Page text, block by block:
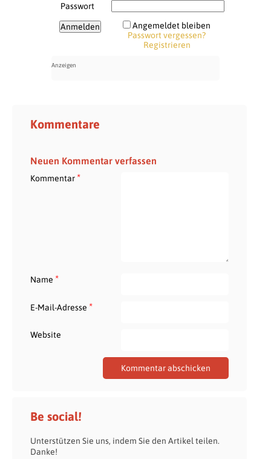
Passwort
Angemeldet bleiben
Passwort vergessen?
Registrieren
Kommentare
Neuen Kommentar verfassen
Kommentar*
Name *
E-Mail-Adresse *
Website
Be social!
Unterstützen Sie uns, indem Sie den Artikel teilen.
Danke!